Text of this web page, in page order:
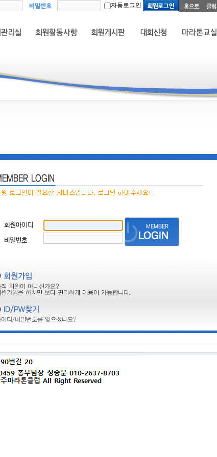
자동로그인